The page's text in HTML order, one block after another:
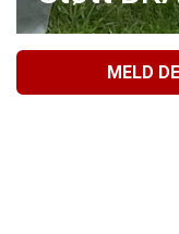
MELD